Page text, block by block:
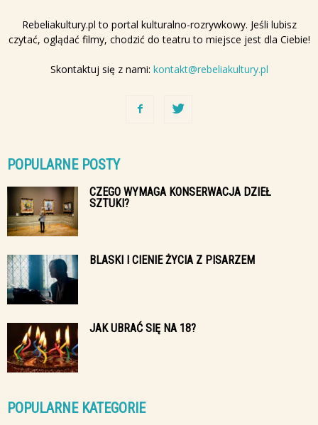
Rebeliakultury.pl to portal kulturalno-rozrywkowy. Jeśli lubisz
czytać, oglądać filmy, chodzić do teatru to miejsce jest dla Ciebie!
Skontaktuj się z nami: kontakt@rebeliakultury.pl
POPULARNE POSTY
CZEGO WYMAGA KONSERWACJA DZIEŁ
SZTUKI?
BLASKI I CIENIE ŻYCIA Z PISARZEM
JAK UBRAĆ SIĘ NA 18?
POPULARNE KATEGORIE